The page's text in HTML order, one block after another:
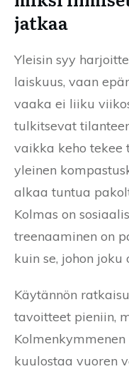
jatkaa
Yleisin syy
laiskuus, vaan
vaaka ei liiku
tulkitsevat
vaikka keho tekee
yleinen
alkaa tuntua
Kolmas on
treenaaminen on
kuin se, johon joku
Käytännön
tavoitteet pieniin,
kuulostaa vuoren